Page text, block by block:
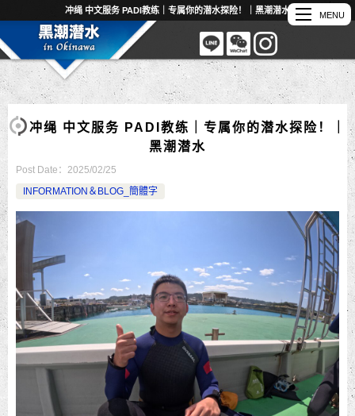
冲绳 中文服务 PADI教练｜专属你的潜水探险！｜黑潮潜水
冲绳 中文服务 PADI教练｜专属你的潜水探险！｜
黑潮潜水
Post Date： 2025/02/25
INFORMATION＆BLOG_簡體字